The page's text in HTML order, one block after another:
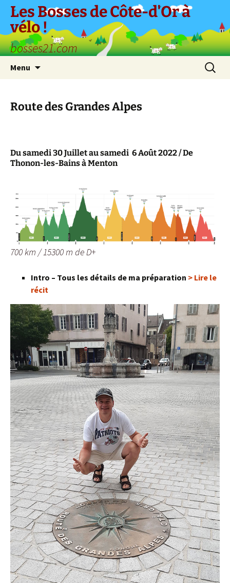
Aller
contenu
Les Bosses de Côte-d'Or à
vélo !
bosses21.com
Menu
Route des Grandes Alpes
Du samedi 30 Juillet au samedi 6 Août 2022 / De
Thonon-les-Bains à Menton
700 km / 15300 m de D+
Intro – Tous les détails de ma préparation > Lire le
récit